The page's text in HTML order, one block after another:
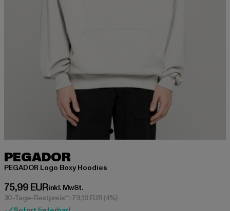
PEGADOR
PEGADOR Logo Boxy Hoodies
75,99 EUR
Derzeitiger Preis: 75,99 EUR
inkl. MwSt.
30-Tage-Bestpreis**: 79,19 EUR(4%)